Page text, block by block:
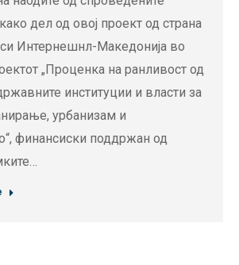
дел од овој проект од страна
Интернешнл-Македонија во
„Проценка на ранливост од
институции и власти за
урбанизам и
финансиски поддржан од